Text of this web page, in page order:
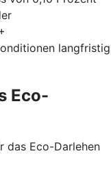
langfristig
Eco-
das Eco-Darlehen